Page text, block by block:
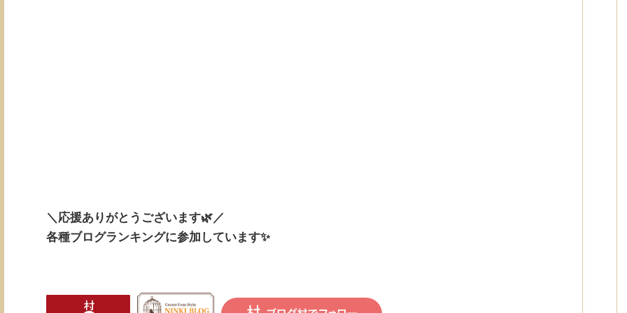
＼応援ありがとうございます🌿／
各種ブログランキングに参加しています✨